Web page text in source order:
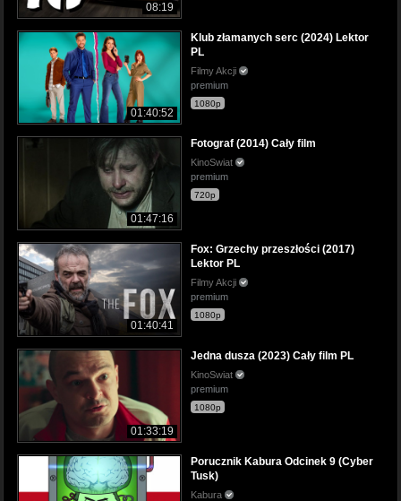
08:19
01:40:52
Klub złamanych serc (2024) Lektor
PL
Filmy Akcji
premium
1080p
01:47:16
Fotograf (2014) Cały film
KinoSwiat
premium
720p
01:40:41
Fox: Grzechy przeszłości (2017)
Lektor PL
Filmy Akcji
premium
1080p
01:33:19
Jedna dusza (2023) Cały film PL
KinoSwiat
premium
1080p
Porucznik Kabura Odcinek 9 (Cyber
Tusk)
Kabura